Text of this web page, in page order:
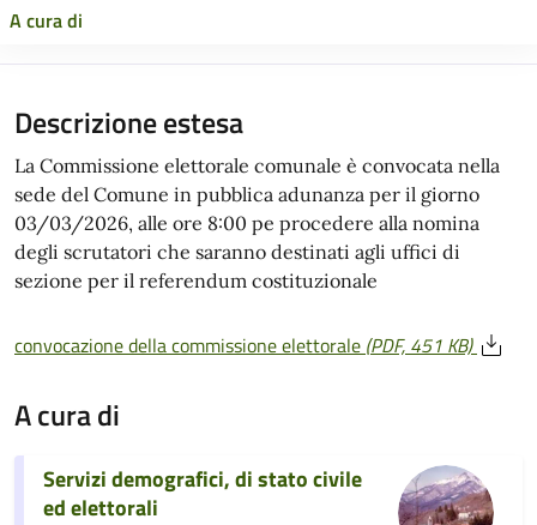
A cura di
Descrizione estesa
La Commissione elettorale comunale è convocata nella
sede del Comune in pubblica adunanza per il giorno
03/03/2026, alle ore 8:00 pe procedere alla nomina
degli scrutatori che saranno destinati agli uffici di
sezione per il referendum costituzionale
convocazione della commissione elettorale (PDF, 451 KB)
A cura di
Servizi demografici, di stato civile
ed elettorali